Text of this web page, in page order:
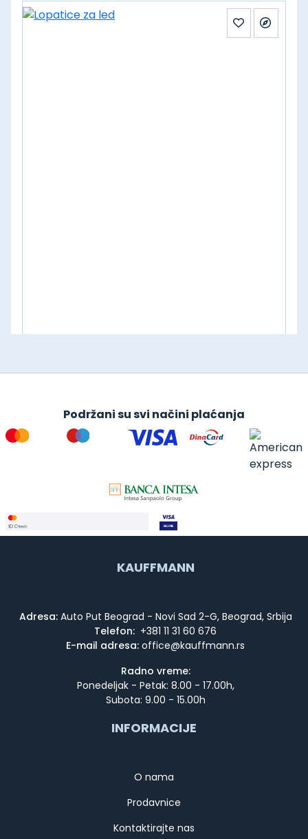
Podržani su svi načini plaćanja
KAUFFMANN
Adresa:Auto Put Beograd - Novi Sad 2-G, Beograd, Srbija
Telefon: +381 11 31 60 676
E-mail adresa:
Radno vreme:
Ponedeljak - Petak: 8.00 - 17.00h,
Subota: 9.00 - 15.00h
INFORMACIJE
O nama
Prodavnice
Kontaktirajte nas